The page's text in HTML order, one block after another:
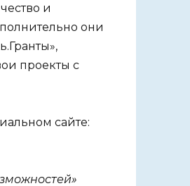
и
они
проекты с
сайте: